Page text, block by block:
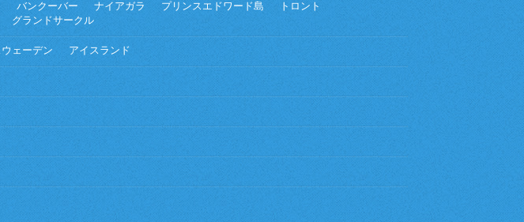
バンクーバー ナイアガラ プリンスエドワード島
トロント
グランドサークル
ウェーデン アイスランド